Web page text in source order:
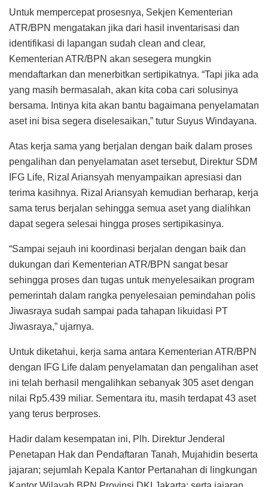
Untuk mempercepat prosesnya, Sekjen Kementerian
ATR/BPN mengatakan jika dari hasil inventarisasi dan
identifikasi di lapangan sudah clean and clear,
Kementerian ATR/BPN akan sesegera mungkin
mendaftarkan dan menerbitkan sertipikatnya. “Tapi jika ada
yang masih bermasalah, akan kita coba cari solusinya
bersama. Intinya kita akan bantu bagaimana penyelamatan
aset ini bisa segera diselesaikan,” tutur Suyus Windayana.
Atas kerja sama yang berjalan dengan baik dalam proses
pengalihan dan penyelamatan aset tersebut, Direktur SDM
IFG Life, Rizal Ariansyah menyampaikan apresiasi dan
terima kasihnya. Rizal Ariansyah kemudian berharap, kerja
sama terus berjalan sehingga semua aset yang dialihkan
dapat segera selesai hingga proses sertipikasinya.
“Sampai sejauh ini koordinasi berjalan dengan baik dan
dukungan dari Kementerian ATR/BPN sangat besar
sehingga proses dan tugas untuk menyelesaikan program
pemerintah dalam rangka penyelesaian pemindahan polis
Jiwasraya sudah sampai pada tahapan likuidasi PT
Jiwasraya,” ujarnya.
Untuk diketahui, kerja sama antara Kementerian ATR/BPN
dengan IFG Life dalam penyelamatan dan pengalihan aset
ini telah berhasil mengalihkan sebanyak 305 aset dengan
nilai Rp5.439 miliar. Sementara itu, masih terdapat 43 aset
yang terus berproses.
Hadir dalam kesempatan ini, Plh. Direktur Jenderal
Penetapan Hak dan Pendaftaran Tanah, Mujahidin beserta
jajaran; sejumlah Kepala Kantor Pertanahan di lingkungan